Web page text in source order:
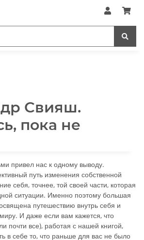
Свияш.
пока не
привел нас к одному выводу.
путь изменения собственной
себя, точнее, той своей части, которая
ситуации. Именно поэтому большая
путешествию внутрь себя и
И даже если вам кажется, что
почти все), работая с нашей книгой,
в себе то, что раньше для вас не было